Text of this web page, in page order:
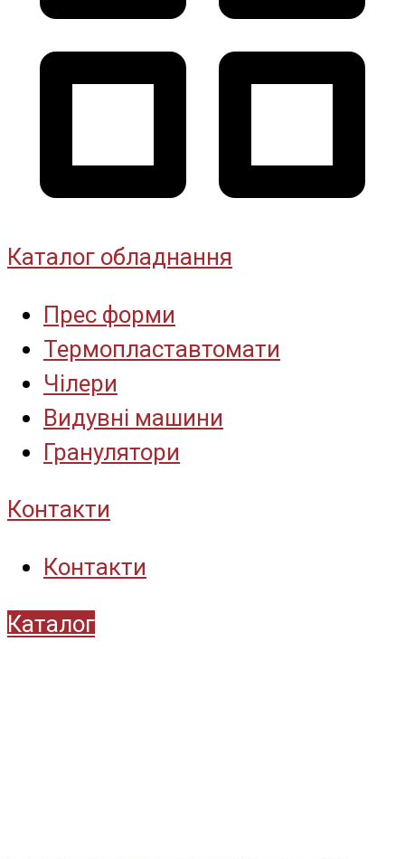
Каталог обладнання
Прес форми
Термопластавтомати
Чілери
Видувні машини
Гранулятори
Контакти
Контакти
Каталог